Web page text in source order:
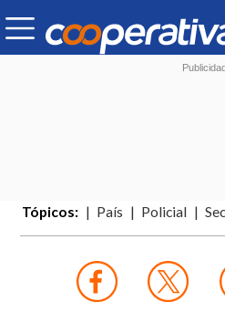
Tópicos: País Policial